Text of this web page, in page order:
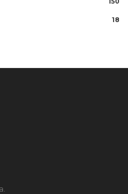
150
18